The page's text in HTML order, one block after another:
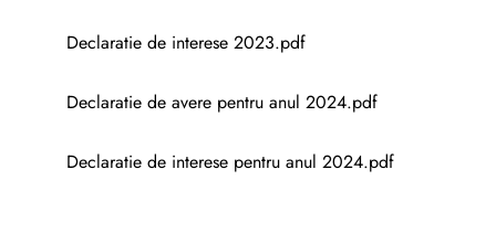
Declaratie de interese 2023.pdf
Declaratie de avere pentru anul 2024.pdf
Declaratie de interese pentru anul 2024.pdf